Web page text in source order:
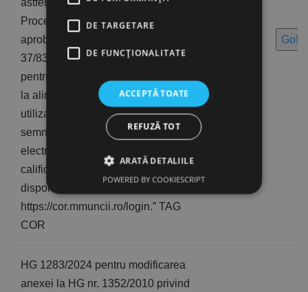
astfel art. 8 alineatul (6) din
Procedura de actualizare a COR
aprobata prin Ordinul MMSS/INS nr.
37/83/2022: „(6) Documentele
pentru actualizarea COR prevazute
la alin. (1)—(5) se depun de catre
utilizatori, in format letric sub
semnatura privata, in format
electronic cu semnatura electronica
calificata sau pe platforma
disponibila la adresa:
https://cor.mmuncii.ro/login.” TAG
COR
Go!
HG 1283/2024 pentru modificarea
anexei la HG nr. 1352/2010 privind
DE TARGETARE
DE FUNCŢIONALITATE
ACCEPTĂ TOATE
REFUZĂ TOT
ARATĂ DETALIILE
POWERED BY COOKIESCRIPT